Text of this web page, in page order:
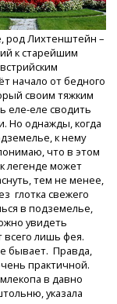
род Лихтенштейн –
к старейшим
начало от бедного
своим тяжким
еле-еле сводить
Но однажды, когда
к нему
что в этом
легенде может
тем не менее,
глотка свежего
в подземелье,
увидеть
всего лишь фея.
бывает. Правда,
практичной.
в давно
указала